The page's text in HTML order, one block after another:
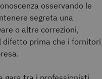
osservando le
segreta una
o altre correzioni,
difetto prima che i fornitori